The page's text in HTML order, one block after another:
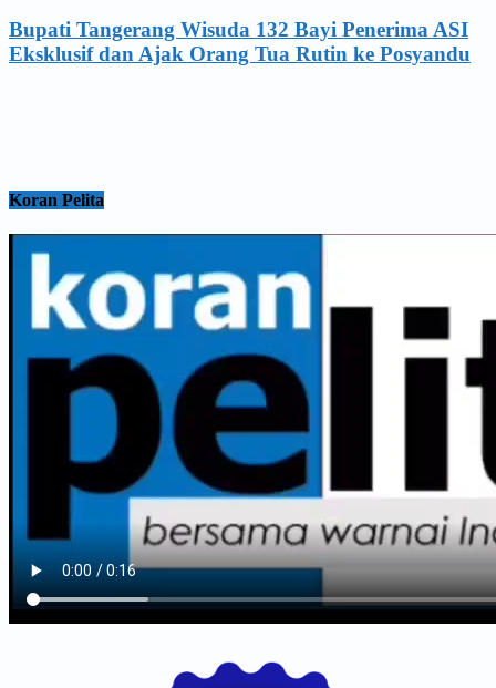
Bupati Tangerang Wisuda 132 Bayi Penerima ASI
Eksklusif dan Ajak Orang Tua Rutin ke Posyandu
Koran Pelita